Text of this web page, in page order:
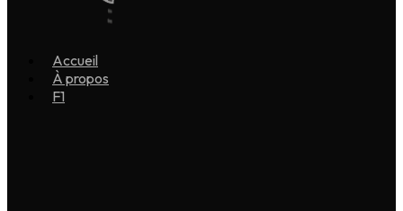
Accueil
À propos
F1